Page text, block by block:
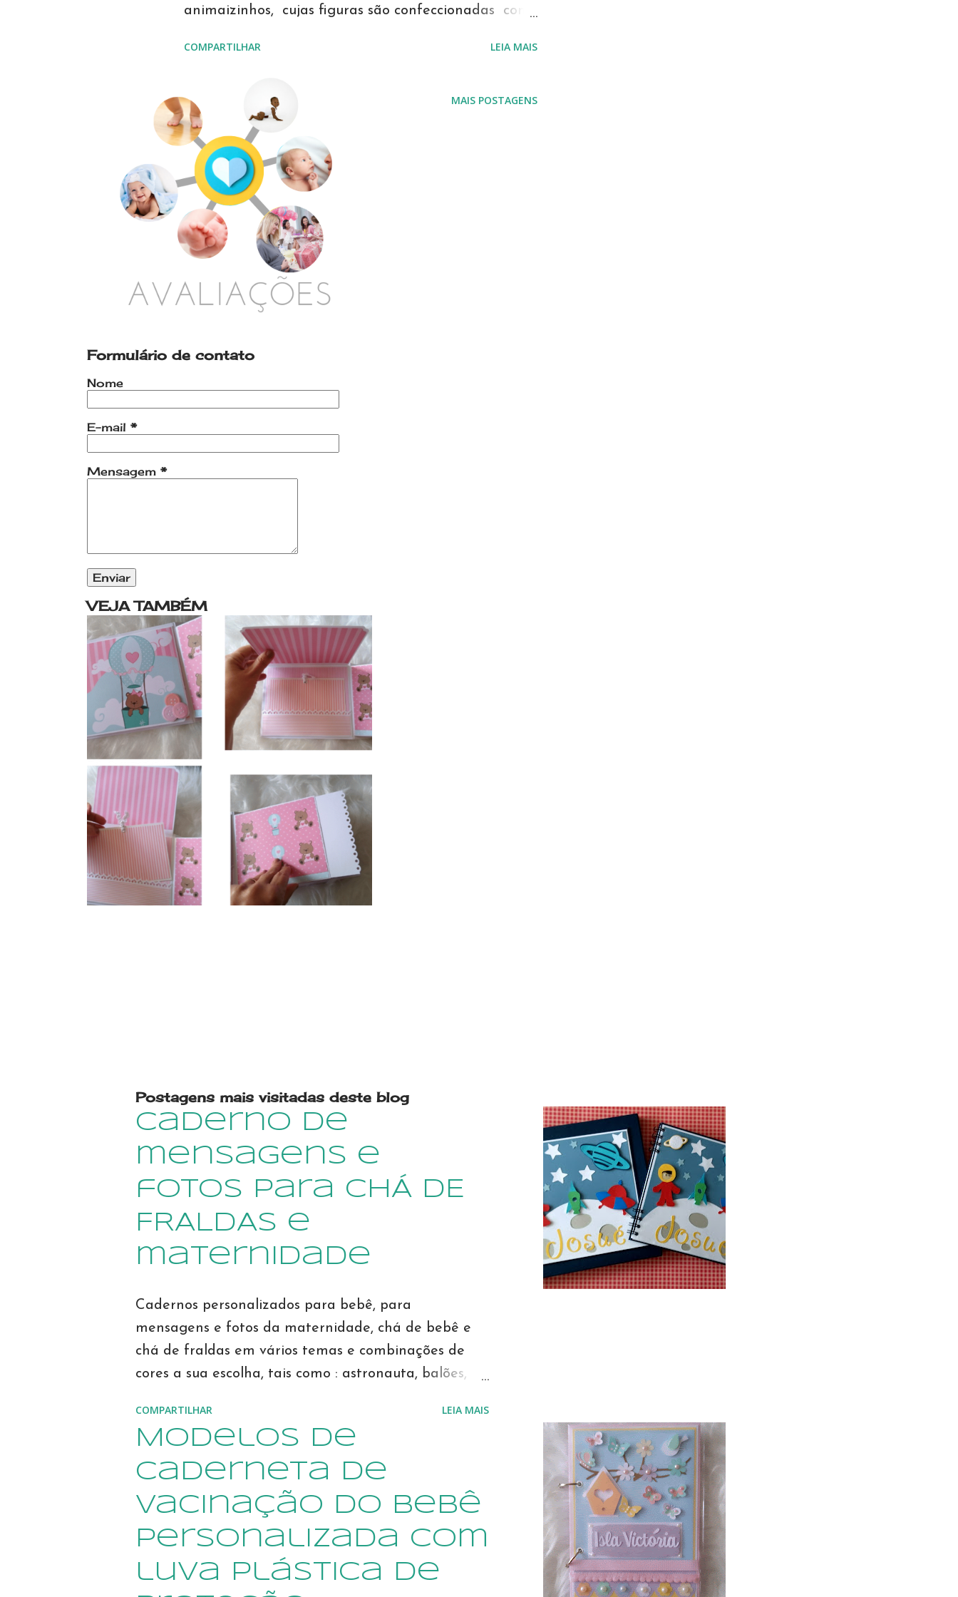
animaizinhos, cujas figuras são confeccionadas com
com o enxoval, ou com o quartinho do bebê. Foram
usados apliques de macaquinho, leão, girafa e
elefante. Os olhos dos bichinhos são móveis, e o
marcador de páginas é um detalhe a mais. Este
modelo e outros modelos de Livros do Bebê
personalizados em scrap, disponíveis para
encomendas. Visite a vitrine da scraperia Amor no
Papel, e conheça outros mimos personalizados em
scrap
COMPARTILHAR LEIA MAIS
MAIS POSTAGENS
Formulário de contato
Nome
E-mail *
Mensagem *
VEJA TAMBÉM
Postagens mais visitadas deste blog
caderno de
mensagens e
fotos para CHÁ DE
FRALDAS e
maternidade
Cadernos personalizados para bebê, para
mensagens e fotos da maternidade, chá de bebê e
chá de fraldas em vários temas e combinações de
cores a sua escolha, tais como : astronauta, balões,
aviador, ovelhinha, bailarina, e muito mais! Confira
nossos modelos. Estamos no Elo7 desde 2011, já
contamos com sete anos de atividades. Na nossa loja
você encontrará avaliações das compradoras.
CLIQUE AQUI para ler depoimentos das nossas
clientes Estamos sempre lançando novos modelos,
confira em nossa loja on line, Para ver novos
COMPARTILHAR LEIA MAIS
Modelos de
Caderneta de
Vacinação do Bebê
personalizada com
luva plástica de